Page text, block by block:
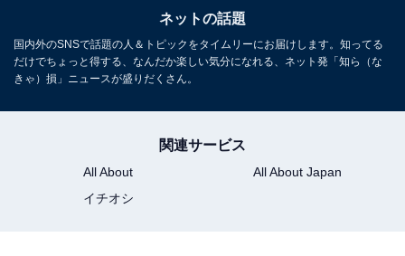
ネットの話題
国内外のSNSで話題の人＆トピックをタイムリーにお届けします。知ってる
だけでちょっと得する、なんだか楽しい気分になれる、ネット発「知ら（な
きゃ）損」ニュースが盛りだくさん。
関連サービス
All About
All About Japan
イチオシ